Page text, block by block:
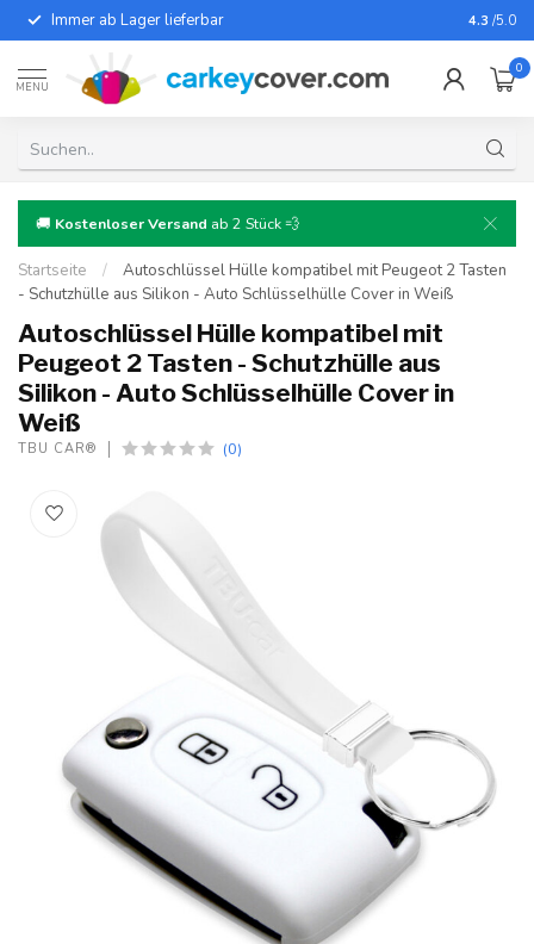
Immer ab Lager lieferbar Für fast
4.3 /5.0
MENU
0
🚚 Kostenloser Versand ab 2 Stück 💨
Startseite /
Autoschlüssel Hülle kompatibel mit Peugeot 2 Tasten
- Schutzhülle aus Silikon - Auto Schlüsselhülle Cover in Weiß
Autoschlüssel Hülle kompatibel mit
Peugeot 2 Tasten - Schutzhülle aus
Silikon - Auto Schlüsselhülle Cover in
Weiß
TBU CAR® (0)